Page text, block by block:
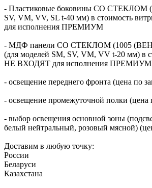
- Пластиковые боковины СО СТЕКЛОМ
SV, VM, VV, SL t-40 мм) в стоимость
для исполнения ПРЕМИУМ
- МДФ панели СО СТЕКЛОМ (1005
(для моделей SM, SV, VM, VV t-20 мм) в
НЕ ВХОДЯТ для исполнения ПРЕМИУМ
- освещение переднего фронта (цена по
- освещение промежуточной полки (цена
- выбор освещения основной зоны
белый нейтральный, розовый мясной)
Доставим в любую точку:
России
Беларуси
Казахстана